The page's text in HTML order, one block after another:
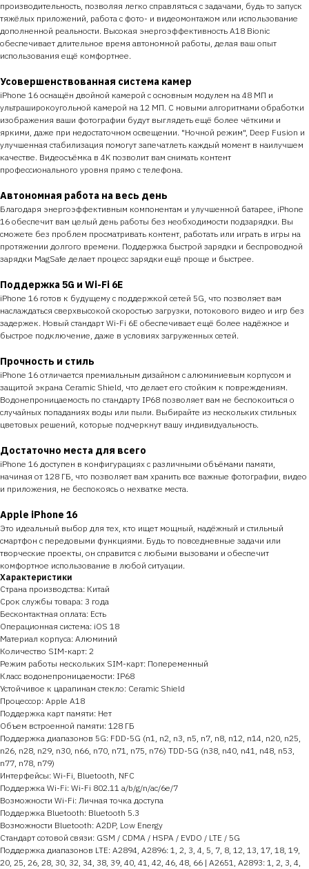
производительность, позволяя легко справляться с задачами, будь то запуск
тяжёлых приложений, работа с фото- и видеомонтажом или использование
дополненной реальности. Высокая энергоэффективность A18 Bionic
обеспечивает длительное время автономной работы, делая ваш опыт
использования ещё комфортнее.
Усовершенствованная система камер
iPhone 16 оснащён двойной камерой с основным модулем на 48 МП и
ультраширокоугольной камерой на 12 МП. С новыми алгоритмами обработки
изображения ваши фотографии будут выглядеть ещё более чёткими и
яркими, даже при недостаточном освещении. "Ночной режим", Deep Fusion и
улучшенная стабилизация помогут запечатлеть каждый момент в наилучшем
качестве. Видеосъёмка в 4K позволит вам снимать контент
профессионального уровня прямо с телефона.
Автономная работа на весь день
Благодаря энергоэффективным компонентам и улучшенной батарее, iPhone
16 обеспечит вам целый день работы без необходимости подзарядки. Вы
сможете без проблем просматривать контент, работать или играть в игры на
протяжении долгого времени. Поддержка быстрой зарядки и беспроводной
зарядки MagSafe делает процесс зарядки ещё проще и быстрее.
Поддержка 5G и Wi-Fi 6E
iPhone 16 готов к будущему с поддержкой сетей 5G, что позволяет вам
наслаждаться сверхвысокой скоростью загрузки, потокового видео и игр без
задержек. Новый стандарт Wi-Fi 6E обеспечивает ещё более надёжное и
быстрое подключение, даже в условиях загруженных сетей.
Прочность и стиль
iPhone 16 отличается премиальным дизайном с алюминиевым корпусом и
защитой экрана Ceramic Shield, что делает его стойким к повреждениям.
Водонепроницаемость по стандарту IP68 позволяет вам не беспокоиться о
случайных попаданиях воды или пыли. Выбирайте из нескольких стильных
цветовых решений, которые подчеркнут вашу индивидуальность.
Достаточно места для всего
iPhone 16 доступен в конфигурациях с различными объёмами памяти,
начиная от 128 ГБ, что позволяет вам хранить все важные фотографии, видео
и приложения, не беспокоясь о нехватке места.
Apple iPhone 16
Это идеальный выбор для тех, кто ищет мощный, надёжный и стильный
смартфон с передовыми функциями. Будь то повседневные задачи или
творческие проекты, он справится с любыми вызовами и обеспечит
комфортное использование в любой ситуации.
Характеристики
Страна производства: Китай
Срок службы товара: 3 года
Бесконтактная оплата: Есть
Операционная система: iOS 18
Материал корпуса: Алюминий
Количество SIM-карт: 2
Режим работы нескольких SIM-карт: Попеременный
Класс водонепроницаемости: IP68
Устойчивое к царапинам стекло: Ceramic Shield
Процессор: Apple A18
Поддержка карт памяти: Нет
Объем встроенной памяти: 128 ГБ
Поддержка диапазонов 5G: FDD-5G (n1, n2, n3, n5, n7, n8, n12, n14, n20, n25,
n26, n28, n29, n30, n66, n70, n71, n75, n76) TDD-5G (n38, n40, n41, n48, n53,
n77, n78, n79)
Интерфейсы: Wi-Fi, Bluetooth, NFC
Поддержка Wi-Fi: Wi-Fi 802.11 a/b/g/n/ac/6e/7
Возможности Wi-Fi: Личная точка доступа
Поддержка Bluetooth: Bluetooth 5.3
Возможности Bluetooth: A2DP, Low Energy
Стандарт сотовой связи: GSM / CDMA / HSPA / EVDO / LTE / 5G
Поддержка диапазонов LTE: A2894, A2896: 1, 2, 3, 4, 5, 7, 8, 12, 13, 17, 18, 19,
20, 25, 26, 28, 30, 32, 34, 38, 39, 40, 41, 42, 46, 48, 66 | A2651, A2893: 1, 2, 3, 4,